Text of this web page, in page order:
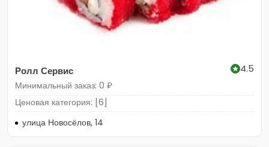
Ролл Сервис
4.5
Минимальный заказ: 0 ₽
Ценовая категория: [6]
улица Новосёлов, 14